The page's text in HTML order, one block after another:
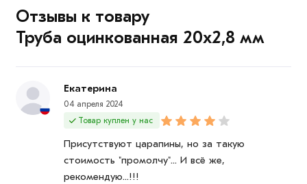
Отзывы к товару
Труба оцинкованная 20х2,8 мм
Екатерина
04 апреля 2024
Товар куплен у нас
Присутствуют царапины, но за такую
стоимость "промолчу"... И всё же,
рекомендую...!!!